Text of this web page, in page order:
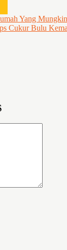
Yang
Cukur Bulu